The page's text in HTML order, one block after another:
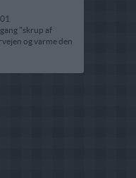
"skrup af
og varme den